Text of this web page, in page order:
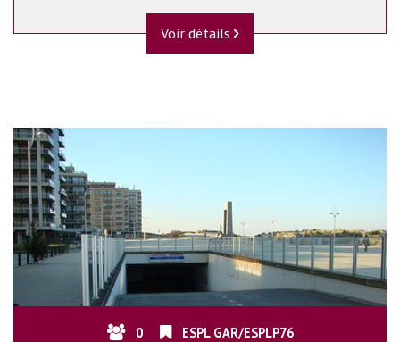
Voir détails
0 ESPL GAR/ESPLP76